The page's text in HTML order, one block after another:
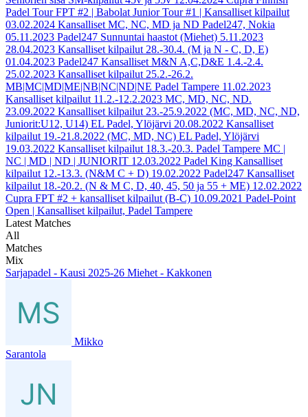
Padel Tour FPT #2 | Babolat Junior Tour #1 | Kansalliset kilpailut
03.02.2024 Kansalliset MC, NC, MD ja ND Padel247, Nokia
05.11.2023 Padel247 Sunnuntai haastot (Miehet) 5.11.2023
28.04.2023 Kansalliset kilpailut 28.-30.4. (M ja N - C, D, E)
01.04.2023 Padel247 Kansalliset M&N A,C,D&E 1.4.-2.4.
25.02.2023 Kansalliset kilpailut 25.2.-26.2.
MB|MC|MD|ME|NB|NC|ND|NE Padel Tampere 11.02.2023
Kansalliset kilpailut 11.2.-12.2.2023 MC, MD, NC, ND.
23.09.2022 Kansalliset kilpailut 23.-25.9.2022 (MC, MD, NC, ND,
Juniorit:U12, U14) EL Padel, Ylöjärvi 20.08.2022 Kansalliset
kilpailut 19.-21.8.2022 (MC, MD, NC) EL Padel, Ylöjärvi
19.03.2022 Kansalliset kilpailut 18.3.-20.3. Padel Tampere MC |
NC | MD | ND | JUNIORIT 12.03.2022 Padel King Kansalliset
kilpailut 12.-13.3. (N&M C + D) 19.02.2022 Padel247 Kansalliset
kilpailut 18.-20.2. (N & M C, D, 40, 45, 50 ja 55 + ME) 12.02.2022
Cupra FPT #2 + kansalliset kilpailut (B-C) 10.09.2021 Padel-Point
Open | Kansalliset kilpailut, Padel Tampere
Latest Matches
All
Matches
Mix
Sarjapadel - Kausi 2025-26 Miehet - Kakkonen
Mikko
Sarantola